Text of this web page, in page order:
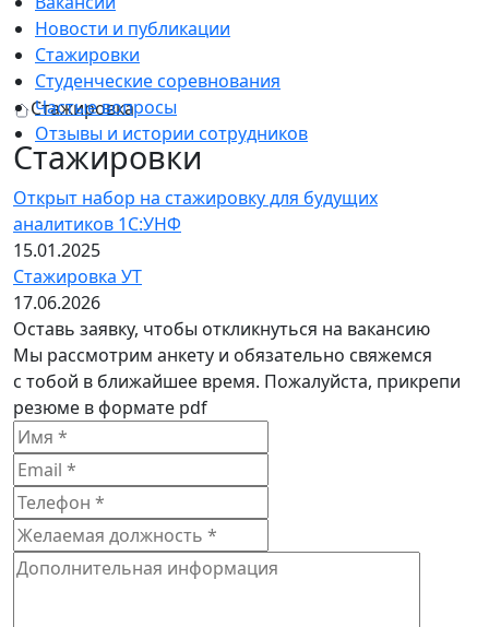
Новости и публикации
Стажировки
Студенческие соревнования
Частые вопросы
Отзывы и истории сотрудников
Стажировка
Стажировки
Открыт набор на стажировку для будущих
аналитиков 1С:УНФ
15.01.2025
Стажировка УТ
17.06.2026
Оставь заявку, чтобы откликнуться на вакансию
Мы рассмотрим анкету и обязательно свяжемся
с тобой в ближайшее время. Пожалуйста, прикрепи
резюме в формате pdf